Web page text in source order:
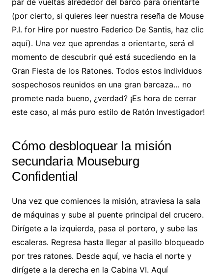
par de vueltas alrededor del barco para orientarte
(por cierto, si quieres leer nuestra reseña de Mouse
P.I. for Hire por nuestro Federico De Santis, haz clic
aquí). Una vez que aprendas a orientarte, será el
momento de descubrir qué está sucediendo en la
Gran Fiesta de los Ratones. Todos estos individuos
sospechosos reunidos en una gran barcaza… no
promete nada bueno, ¿verdad? ¡Es hora de cerrar
este caso, al más puro estilo de Ratón Investigador!
Cómo desbloquear la misión
secundaria Mouseburg
Confidential
Una vez que comiences la misión, atraviesa la sala
de máquinas y sube al puente principal del crucero.
Dirígete a la izquierda, pasa el portero, y sube las
escaleras. Regresa hasta llegar al pasillo bloqueado
por tres ratones. Desde aquí, ve hacia el norte y
dirígete a la derecha en la Cabina VI. Aquí